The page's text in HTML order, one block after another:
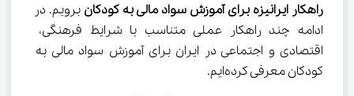
راهکار ایرانیزه برای آموزش سواد مالی به کودکان برویم. در
ادامه چند راهکار عملی متناسب با شرایط فرهنگی،
اقتصادی و اجتماعی در ایران برای آموزش سواد مالی به
کودکان معرفی کرده‌ایم.